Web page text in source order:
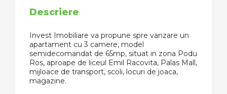
Descriere
Invest Imobiliare va propune spre vanzare un
apartament cu 3 camere, model
semidecomandat de 65mp, situat in zona Podu
Ros, aproape de liceul Emil Racovita, Palas Mall,
mijloace de transport, scoli, locuri de joaca,
magazine.